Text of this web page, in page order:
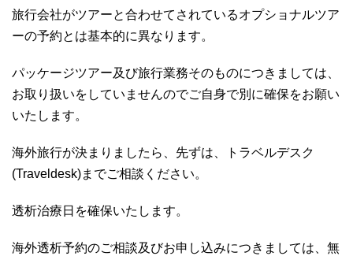
旅行会社がツアーと合わせてされているオプショナルツア
ーの予約とは基本的に異なります。
パッケージツアー及び旅行業務そのものにつきましては、
お取り扱いをしていませんのでご自身で別に確保をお願い
いたします。
海外旅行が決まりましたら、先ずは、トラベルデスク
(Traveldesk)までご相談ください。
透析治療日を確保いたします。
海外透析予約のご相談及びお申し込みにつきましては、無